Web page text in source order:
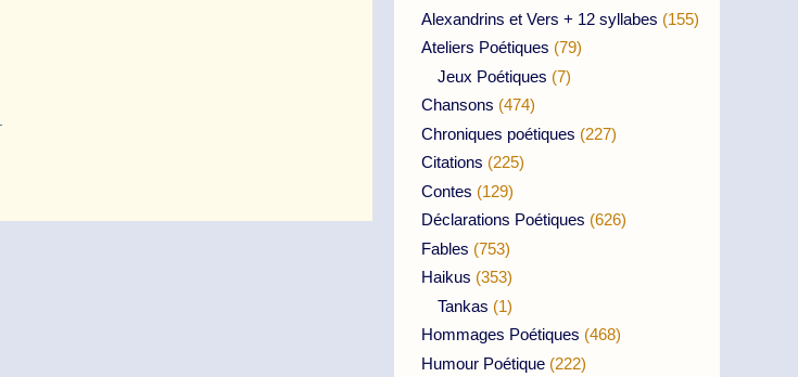
Alexandrins et Vers + 12 syllabes (155)
Ateliers Poétiques (79)
Jeux Poétiques (7)
Chansons (474)
Chroniques poétiques (227)
Citations (225)
Contes (129)
Déclarations Poétiques (626)
Fables (753)
Haikus (353)
Tankas (1)
Hommages Poétiques (468)
Humour Poétique (222)